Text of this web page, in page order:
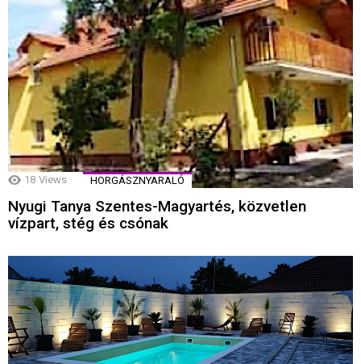
18 Views HORGÁSZNYARALÓ
Nyugi Tanya Szentes-Magyartés, közvetlen
vízpart, stég és csónak